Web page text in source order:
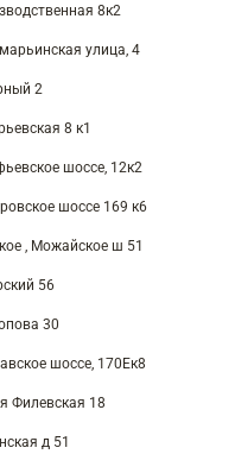
8к2
улица, 4
2
8 к1
шоссе, 12к2
шоссе 169 к6
, Можайское ш 51
56
30
шоссе, 170Ек8
Филевская 18
д 51